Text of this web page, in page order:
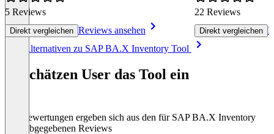
5 Reviews
Direkt vergleichen Reviews ansehen
22 Reviews
Direkt vergleichen
Alle Alternativen zu SAP BA.X Inventory Tool
So schätzen User das Tool ein
Die Bewertungen ergeben sich aus den für SAP BA.X Inventory
Tool abgegebenen Reviews